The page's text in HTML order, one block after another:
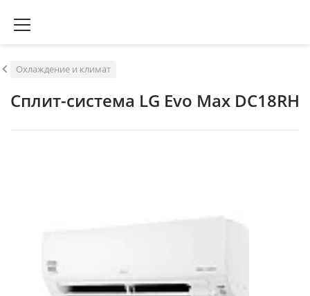
Охлаждение и климат
Сплит-система LG Evo Max DC18RH